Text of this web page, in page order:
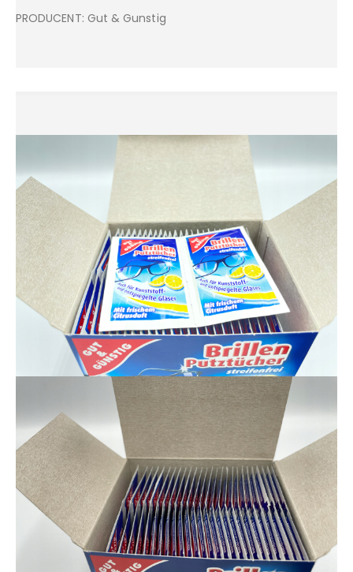
PRODUCENT: Gut & Gunstig